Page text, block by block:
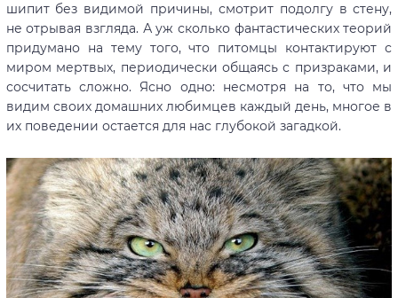
шипит без видимой причины, смотрит подолгу в стену,
не отрывая взгляда. А уж сколько фантастических теорий
придумано на тему того, что питомцы контактируют с
миром мертвых, периодически общаясь с призраками, и
сосчитать сложно. Ясно одно: несмотря на то, что мы
видим своих домашних любимцев каждый день, многое в
их поведении остается для нас глубокой загадкой.